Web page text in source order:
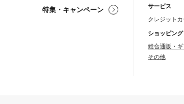
特集・キャンペーン
サービス
クレジット
ショッピング
総合通販・ギ
その他